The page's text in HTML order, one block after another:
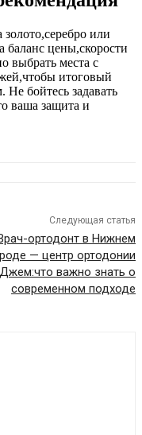
или
баланс цены,скорости
выбрать места с
итоговый
бойтесь задавать
ваша защита и
Следующая статья
ортодонт в Нижнем
— центр ортодонии
Джем:что важно знать о
современном подходе